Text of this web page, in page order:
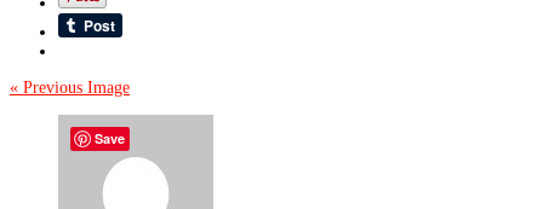
« Previous Image
Save